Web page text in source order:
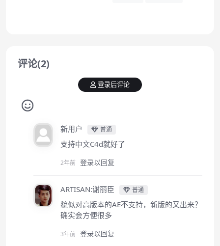
评论(2)
登录后评论
新用户 普通
支持中文C4d就好了
2年前 登录以回复
ARTISAN:谢丽臣 普通
貌似对高版本的AE不支持，新版的又出来？
确实会方便很多
3年前 登录以回复